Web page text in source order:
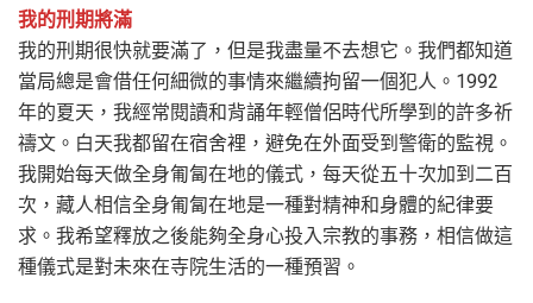
我的刑期將滿
我的刑期很快就要滿了，但是我盡量不去想它。我們都知道
當局總是會借任何細微的事情來繼續拘留一個犯人。1992
年的夏天，我經常閱讀和背誦年輕僧侶時代所學到的許多祈
禱文。白天我都留在宿舍裡，避免在外面受到警衛的監視。
我開始每天做全身匍匐在地的儀式，每天從五十次加到二百
次，藏人相信全身匍匐在地是一種對精神和身體的紀律要
求。我希望釋放之後能夠全身心投入宗教的事務，相信做這
種儀式是對未來在寺院生活的一種預習。